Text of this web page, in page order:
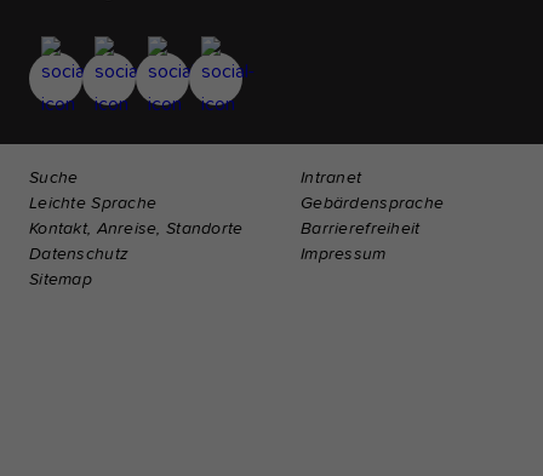
Suche
Intranet
Leichte Sprache
Gebärdensprache
Kontakt, Anreise, Standorte
Barrierefreiheit
Datenschutz
Impressum
Sitemap